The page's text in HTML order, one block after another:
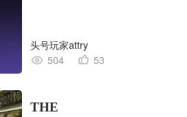
头号玩家attry
504
53
THE